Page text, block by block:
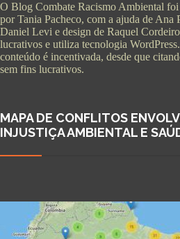
O Blog Combate Racismo Ambiental
por Tania Pacheco, com a ajuda de Ana
Daniel Levi e design de Raquel
lucrativos e utiliza tecnologia
conteúdo é incentivada, desde que
sem fins lucrativos.
MAPA DE CONFLITOS
INJUSTIÇA AMBIENTAL E